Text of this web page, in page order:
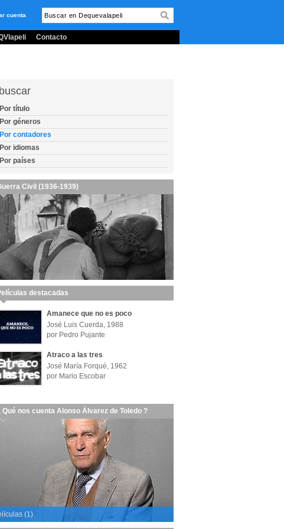
cuenta
Contacto
buscar
Por título
Por géneros
Por contadores
Por idiomas
Por países
Civil (1936-1939)
destacadas
Amanece que no es poco
José Luis Cuerda, 1988
por Pedro Pujante
Atraco a las tres
José María Forqué, 1962
por Mario Escobar
Qué nos cuenta Alonso Álvarez de Toledo ?
(1)